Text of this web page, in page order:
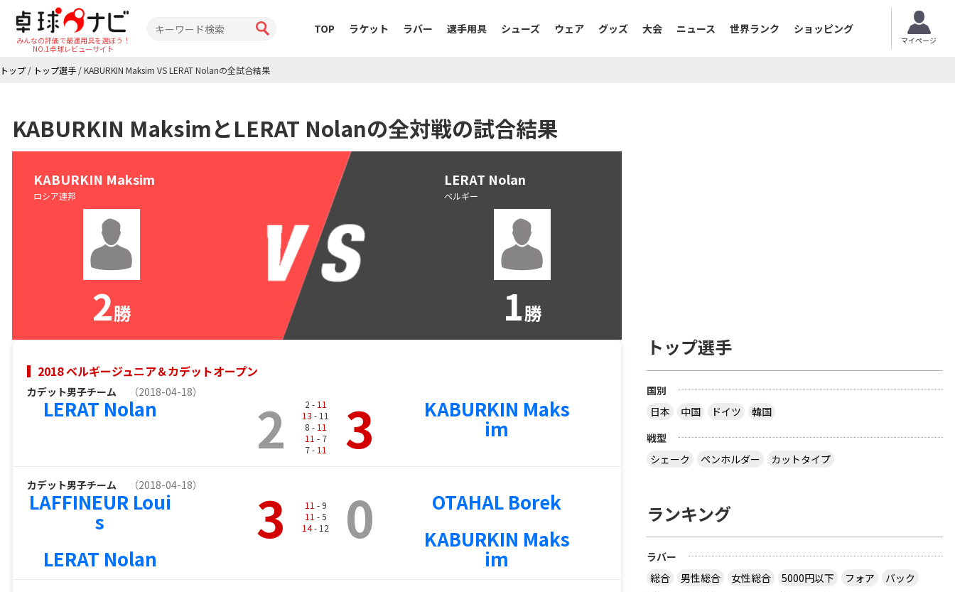
みんなの評価で最適用具を選ぼう！
NO.1卓球レビューサイト
TOP ラケット ラバー 選手用具 シューズ ウェア グッズ 大会 ニュース 世界ランク ショッピング
マイページ
トップ / トップ選手 /KABURKIN Maksim VS LERAT Nolanの全試合結果
KABURKIN MaksimとLERAT Nolanの全対戦の試合結果
KABURKIN Maksim
ロシア連邦
2勝
LERAT Nolan
ベルギー
1勝
2018 ベルギージュニア＆カデットオープン
カデット男子チーム （2018-04-18）
LERAT Nolan 2 2 - 11
13 - 11
8 - 11
11 - 7
7 - 11 3 KABURKIN Maks
im
カデット男子チーム （2018-04-18）
LAFFINEUR Loui
s
LERAT Nolan
3 11 - 9
11 - 5
14- 12 0
OTAHAL Borek
KABURKIN Maks
im
トップ選手
国別
日本
中国 ドイツ
韓国
戦型
シェーク
ペンホルダー カットタイプ
ランキング
ラバー
総合
男性総合 女性総合 5000円以下 フォア
バック